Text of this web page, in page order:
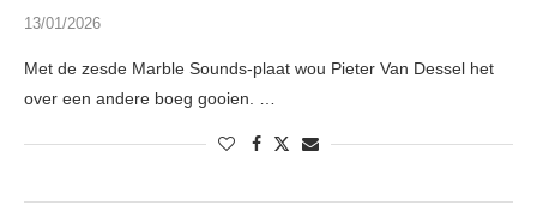
13/01/2026
Met de zesde Marble Sounds-plaat wou Pieter Van Dessel het
over een andere boeg gooien. …